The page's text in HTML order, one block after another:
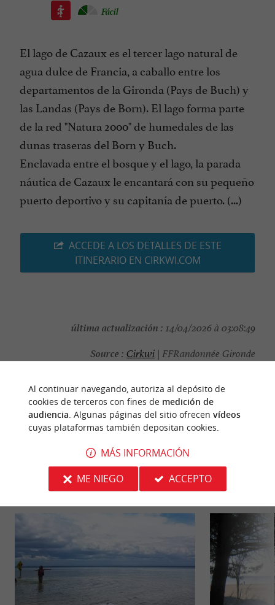
Fácil
El lago de Cazaux es el tercer lago natural de
agua dulce de Francia, a caballo entre los
departamentos de la Gironda (Pays de Buch) y
las Landas (Pays de Born). El lago forma parte
de la red "Natura 2000" de humedales de las
dunas traseras del Born y Buch.
Enclavada entre el bosque y el lago, la parada
náutica de Cazaux le encantará con su pequeño
puerto deportivo y su capitanía de puerto. (...)
ACCEDE A LOS DETALLES DE ESTE
ITINERARIO EN CIRKWI.COM
última actualización : 14/04/2026 à 03:08:49
Source : Cirkwi | FFRandonnée Gironde
PARA DESCUBRIRALREDEDOR
Descubrir Información Alojamiento
Al continuar navegando, autoriza al depósito de
cookies de terceros con fines de medición de
audiencia . Algunas páginas del sitio ofrecen vídeos
cuyas plataformas también depositan cookies.
MÁS INFORMACIÓN
ME NIEGO
ACCEPTO